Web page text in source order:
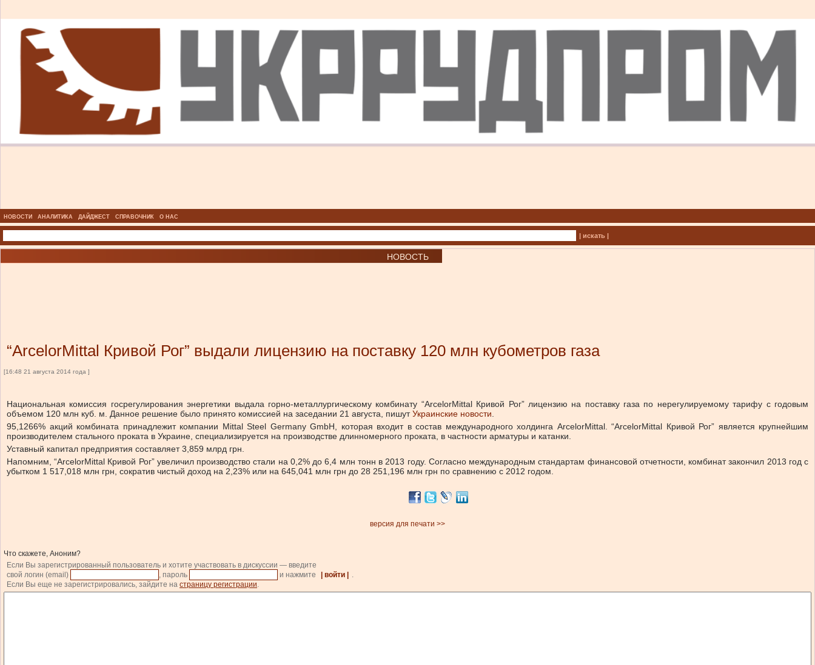
НОВОСТИ АНАЛИТИКА ДАЙДЖЕСТ СПРАВОЧНИК О НАС
| искать |
НОВОСТЬ
“ArcelorMittal Кривой Рог” выдали лицензию на поставку 120 млн кубометров газа
[16:48 21 августа 2014 года ]
Национальная комиссия госрегулирования энергетики выдала горно-металлургическому комбинату “ArcelorMittal Кривой Рог” лицензию на поставку газа по нерегулируемому тарифу с годовым
объемом 120 млн куб. м. Данное решение было принято комиссией на заседании 21 августа, пишутУкраинские новости
95,1266% акций комбината принадлежит компании Mittal Steel Germany GmbH, которая входит в состав международного холдинга ArcelorMittal. “ArcelorMittal Кривой Рог” является крупнейшим
производителем стального проката в Украине, специализируется на производстве длинномерного проката, в частности арматуры и катанки.
Уставный капитал предприятия составляет 3,859 млрд грн.
Напомним, “ArcelorMittal Кривой Рог” увеличил производство стали на 0,2% до 6,4 млн тонн в 2013 году. Согласно международным стандартам финансовой отчетности, комбинат закончил 2013 год с
убытком 1 517,018 млн грн, сократив чистый доход на 2,23% или на 645,041 млн грн до 28 251,196 млн грн по сравнению с 2012 годом.
версия для печати >>
Что скажете, Аноним?
Если Вы зарегистрированный пользователь и хотите участвовать в дискуссии — введите
свой логин (email)
, пароль и нажмите | войти |
.
Если Вы еще не зарегистрировались, зайдите на страницу регистрации.